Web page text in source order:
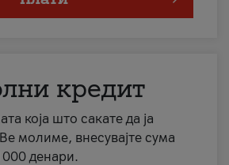
кредит
која што сакате да ја
молиме, внесувајте сума
денари.